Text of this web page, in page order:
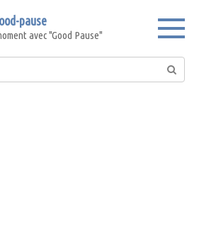
pause
avec "Good Pause"